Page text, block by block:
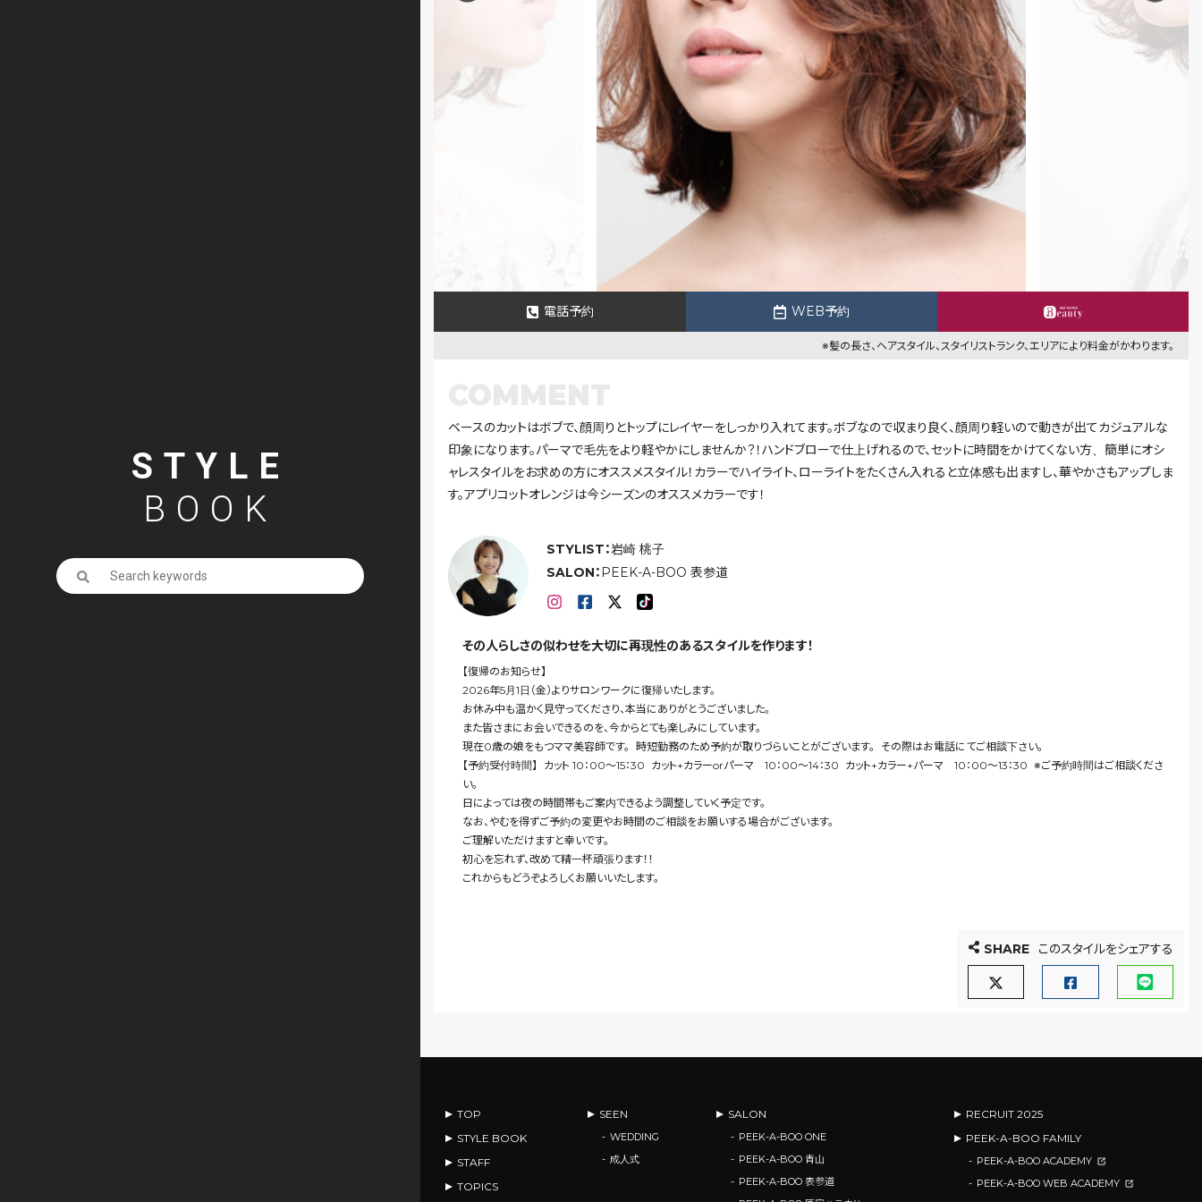
STYLE
BOOK
電話予約 WEB予約
※髪の長さ、ヘアスタイル、スタイリストランク、エリアにより料金がかわります。
STYLIST：岩崎 桃子
SALON： PEEK-A-BOO 表参道
その人らしさの似わせを大切に再現性のあるスタイルを作ります！
【復帰のお知らせ】
2026年5月1日（金）よりサロンワークに復帰いたします。
お休み中も温かく見守ってくださり、本当にありがとうございました。
また皆さまにお会いできるのを、今からとても楽しみにしています。
現在0歳の娘をもつママ美容師です。 時短勤務のため予約が取りづらいことがございます。 その際はお電話にてご相談下さい。
【予約受付時間】 カット 10：00〜15：30 カット+カラーorパーマ 10：00〜14：30 カット+カラー+パーマ 10：00〜13：30 ※ご予約時間はご相談くださ
い。
日によっては夜の時間帯もご案内できるよう調整していく予定です。
なお、やむを得ずご予約の変更やお時間のご相談をお願いする場合がございます。
ご理解いただけますと幸いです。
初心を忘れず、改めて精一杯頑張ります！！
これからもどうぞよろしくお願いいたします。
ベースのカットはボブで、顔周りとトップにレイヤーをしっかり入れてます。ボブなので収まり良く、顔周り軽いので動きが出てカジュアルな
印象になります。パーマで毛先をより軽やかにしませんか？！ハンドブローで仕上げれるので、セットに時間をかけてくない方、簡単にオシ
ャレスタイルをお求めの方にオススメスタイル！カラーでハイライト、ローライトをたくさん入れると立体感も出ますし、華やかさもアップしま
す。アプリコットオレンジは今シーズンのオススメカラーです！
SHARE このスタイルをシェアする
TOP
STYLE BOOK
STAFF
TOPICS
SEEN
WEDDING
成人式
SALON
PEEK-A-BOO ONE
PEEK-A-BOO 青山
PEEK-A-BOO 表参道
RECRUIT 2025
PEEK-A-BOO FAMILY
PEEK-A-BOO ACADEMY
PEEK-A-BOO WEB ACADEMY